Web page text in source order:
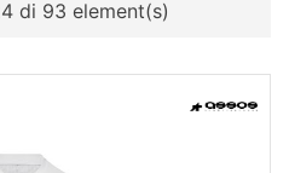
di 93 element(s)